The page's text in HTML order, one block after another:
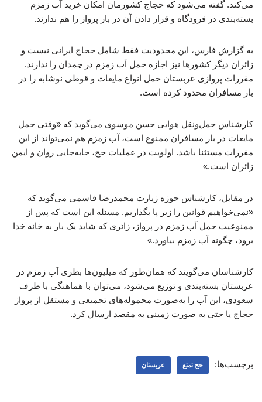
می‌کند. گفته می‌شود که حجاج کشورمان امکان خرید آب زمزم
بسته‌بندی در فرودگاه و قرار دادن آن در بار پرواز را هم ندارند.
به گزارش فارس، این محدودیت فقط شامل حجاج ایرانی نیست و
زائران دیگر کشورها نیز اجازه حمل آب زمزم در چمدان را ندارند.
مقررات پروازی عربستان حمل انواع مایعات و قوطی نوشابه را در
بار مسافران محدود کرده است.
کارشناس حمل‌ونقل هوایی حسن موسوی می‌گوید که «وقتی حمل
مایعات در بار مسافران ممنوع است، آب زمزم هم نمی‌تواند از این
مقررات مستثنا باشد. اولویت در عملیات حج، جابه‌جایی روان و ایمن
زائران است.»
در مقابل، کارشناس حوزه زیارت محمدرضا قاسمی می‌گوید که
«نمی‌خواهیم قوانین را زیر پا بگذاریم. مسئله این است که پس از
ممنوعیت حمل آب زمزم در پرواز، زائری که شاید یک بار به خانه خدا
برود، چگونه آب زمزم بیاورد.»
کارشناسان می‌گویند که همان‌طور که میلیون‌ها بطری آب زمزم در
عربستان بسته‌بندی و توزیع می‌شود، می‌توان با هماهنگی با طرف
سعودی، این آب را به‌صورت محموله‌های تجمیعی و مستقل از پرواز
حجاج یا حتی به صورت زمینی به مقصد ارسال کرد.
برچسب‌ها: حج تمتع عربستان